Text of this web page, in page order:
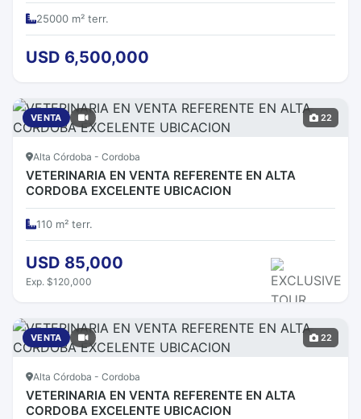
25000 m² terr.
USD 6,500,000
VENTA 22
Alta Córdoba - Cordoba
VETERINARIA EN VENTA REFERENTE EN ALTA
CORDOBA EXCELENTE UBICACION
110 m² terr.
USD 85,000
Exp. $120,000
VENTA 22
Alta Córdoba - Cordoba
VETERINARIA EN VENTA REFERENTE EN ALTA
CORDOBA EXCELENTE UBICACION